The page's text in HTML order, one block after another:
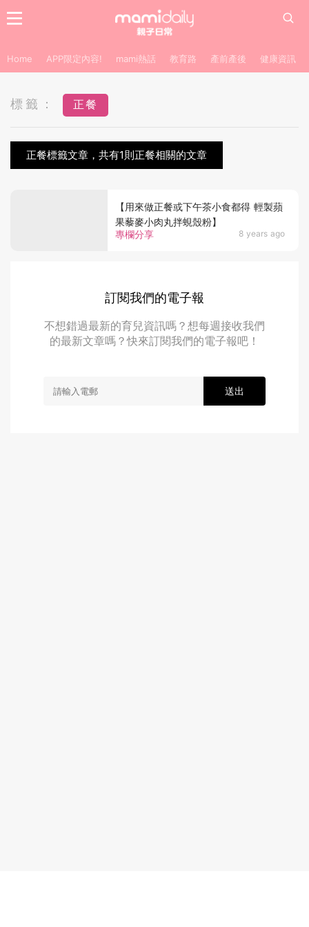
Home APP限定內容! mami熱話 教育路 產前產後 健康資訊
標籤： 正餐
正餐標籤文章，共有1則正餐相關的文章
專欄分享 8 years ago
【用來做正餐或下午茶小食都得 輕製蘋
果藜麥小肉丸拌蜆殼粉】
訂閱我們的電子報
不想錯過最新的育兒資訊嗎？想每週接收我們
的最新文章嗎？快來訂閱我們的電子報吧！
送出